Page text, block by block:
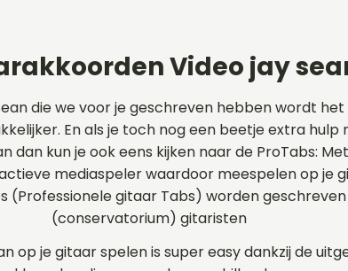
Video jay
die we voor je geschreven hebben wordt
En als je toch nog een beetje extra
dan kun je ook eens kijken naar de ProTabs:
mediaspeler waardoor meespelen op je
(Professionele gitaar Tabs) worden
(conservatorium) gitaristen
op je gitaar spelen is super easy dankzij de